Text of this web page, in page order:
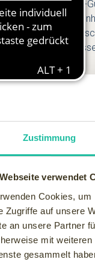
Zustimmung
verwendet
Cookies,
Zugriffe auf unsere
an unsere Partner
mit
gesammelt
das WellVital-
ob
traumhafte
die besten